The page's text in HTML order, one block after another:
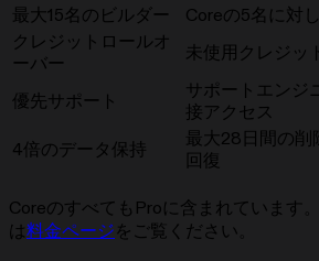
最大15名のビルダー
Coreの5名に対
クレジットロールオ
ーバー
未使用クレジッ
優先サポート
サポートエンジ
接アクセス
4倍のデータ保持
最大28日間の削
回復
CoreのすべてもProに含まれています
は料金ページをご覧ください。